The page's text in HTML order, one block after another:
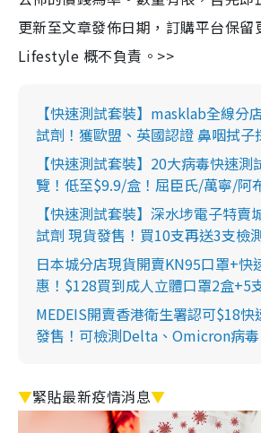
更新至文章發佈日期，訂購平台保留
Lifestyle 概不負責。>>
【快速測試套裝】masklab全線分
試劑！獲歐盟、英國認證 鼻咽拭子
【快速測試套裝】20大病毒快速
覽！低至$9.9/盒！屈臣氏/萬寧/阿
【快速測試套裝】深水埗電子特賣
試劑 現貨發售！買10支再送3支檢
日本城分店現貨開賣KN95口罩+快
惠！$128買到成人立體口罩2盒+5
MEDEIS開賣香港衛生署認可$18
發售！可檢測Delta、Omicron病毒
▼緊貼最新疫情消息▼